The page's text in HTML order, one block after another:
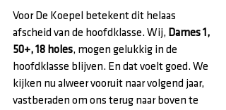
Voor De Koepel betekent dit helaas
afscheid van de hoofdklasse. Wij, Dames 1,
50+, 18 holes, mogen gelukkig in de
hoofdklasse blijven. En dat voelt goed. We
kijken nu alweer vooruit naar volgend jaar,
vastberaden om ons terug naar boven te